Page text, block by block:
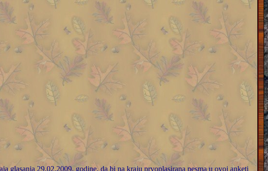
glasanja 29.02.2009. godine, da bi na kraju prvoplasirana pesma u ovoj anketi